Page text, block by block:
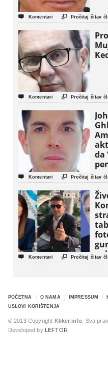
 Komentari  Pročitaj čitav
 Komentari  Pročitaj čitav
da
 Komentari  Pročitaj čitav
 Komentari  Pročitaj čitav
POČETNA O NAMA IMPRESSUM
USLOVI KORIŠTENJA
© 2013 Copyright Kliker.info . Sva
Developed by
LEFTOR